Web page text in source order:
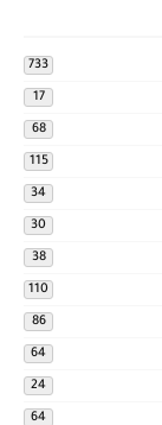
733
17
68
115
34
30
38
110
86
64
24
64